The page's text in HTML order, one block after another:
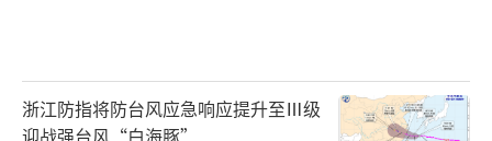
浙江防指将防台风应急响应提升至Ⅲ级
迎战强台风“白海豚”